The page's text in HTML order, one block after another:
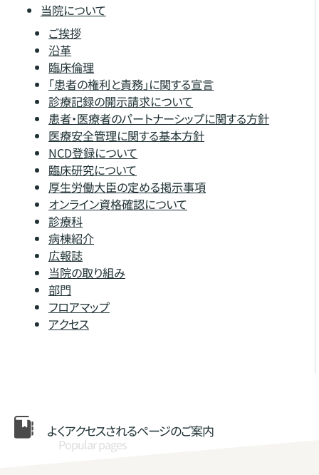
当院について
ご挨拶
沿革
臨床倫理
「患者の権利と責務」に関する宣言
診療記録の開示請求について
患者・医療者のパートナーシップに関する方針
医療安全管理に関する基本方針
NCD登録について
臨床研究について
厚生労働大臣の定める掲示事項
オンライン資格確認について
診療科
病棟紹介
広報誌
当院の取り組み
部門
フロアマップ
アクセス
よくアクセスされるページのご案内
Popular pages